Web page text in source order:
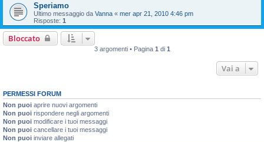
Speriamo
Ultimo messaggio da Vanna « mer apr 21, 2010 4:46 pm
Risposte: 1
Bloccato
3 argomenti • Pagina 1 di 1
Vai a
PERMESSI FORUM
Non puoi aprire nuovi argomenti
Non puoi rispondere negli argomenti
Non puoi modificare i tuoi messaggi
Non puoi cancellare i tuoi messaggi
Non puoi inviare allegati